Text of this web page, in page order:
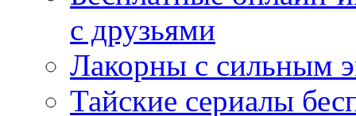
с друзьями
Лакорны с сильным
Тайские сериалы